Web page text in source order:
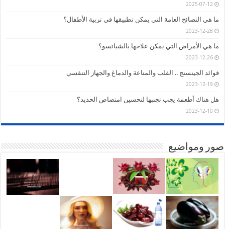
2025-07-12
ما هي النصائح العامة التي يمكن تطبيقها في تربية الأطفال؟
2023-12-28
ما هي الأمراض التي يمكن علاجها بالشياتسو؟
2023-12-26
فوائد الجينسنج .. القلب والمناعة والدماغ والجهاز التنفسي
2023-12-19
هل هناك أطعمة يجب تجنبها لتحسين امتصاص الحديد؟
2023-12-10
صور ومواضيع